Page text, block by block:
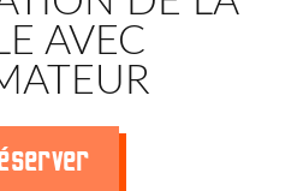
AVEC